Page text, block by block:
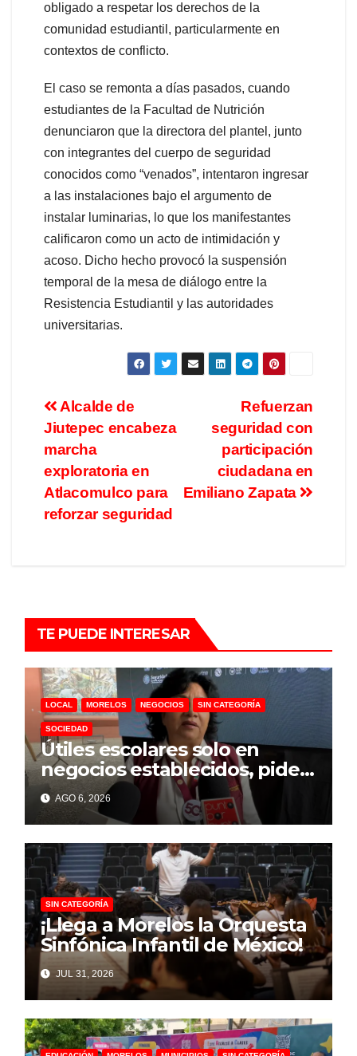
obligado a respetar los derechos de la
comunidad estudiantil, particularmente en
contextos de conflicto.
El caso se remonta a días pasados, cuando
estudiantes de la Facultad de Nutrición
denunciaron que la directora del plantel, junto
con integrantes del cuerpo de seguridad
conocidos como “venados”, intentaron ingresar
a las instalaciones bajo el argumento de
instalar luminarias, lo que los manifestantes
calificaron como un acto de intimidación y
acoso. Dicho hecho provocó la suspensión
temporal de la mesa de diálogo entre la
Resistencia Estudiantil y las autoridades
universitarias.
Refuerzan
seguridad con
participación
ciudadana en
Emiliano Zapata
Alcalde de
Jiutepec encabeza
marcha
exploratoria en
Atlacomulco para
reforzar seguridad
TE PUEDE INTERESAR
LOCAL MORELOS NEGOCIOS SIN CATEGORÍA
SOCIEDAD
Útiles escolares solo en
negocios establecidos, pide
la Profeco a padres de
familia
AGO 6, 2026
SIN CATEGORÍA
¡Llega a Morelos la Orquesta
Sinfónica Infantil de México!
JUL 31, 2026